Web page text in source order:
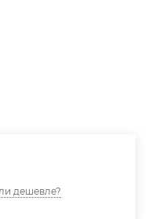
дешевле?